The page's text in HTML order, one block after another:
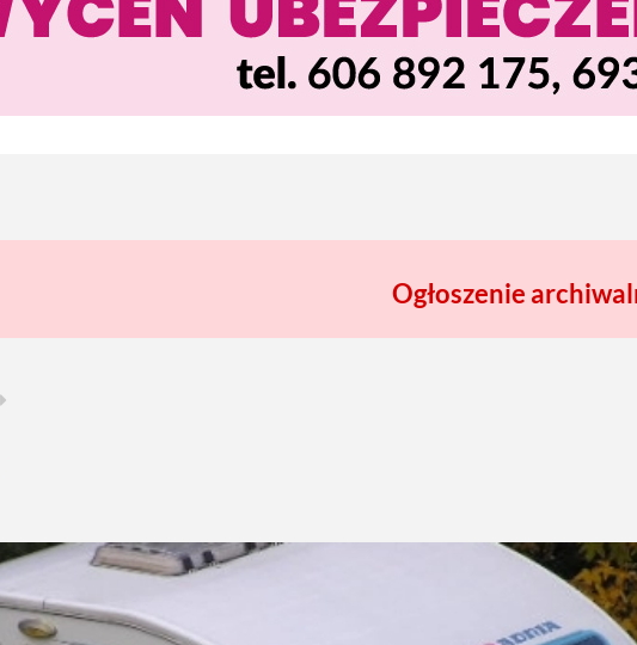
Ogłoszenie